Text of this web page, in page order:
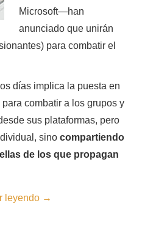
Microsoft—han
anunciado que unirán
para combatir el
días implica la puesta en
combatir a los grupos y
sus plataformas, pero
sinocompartiendo
de los que propagan
leyendo →